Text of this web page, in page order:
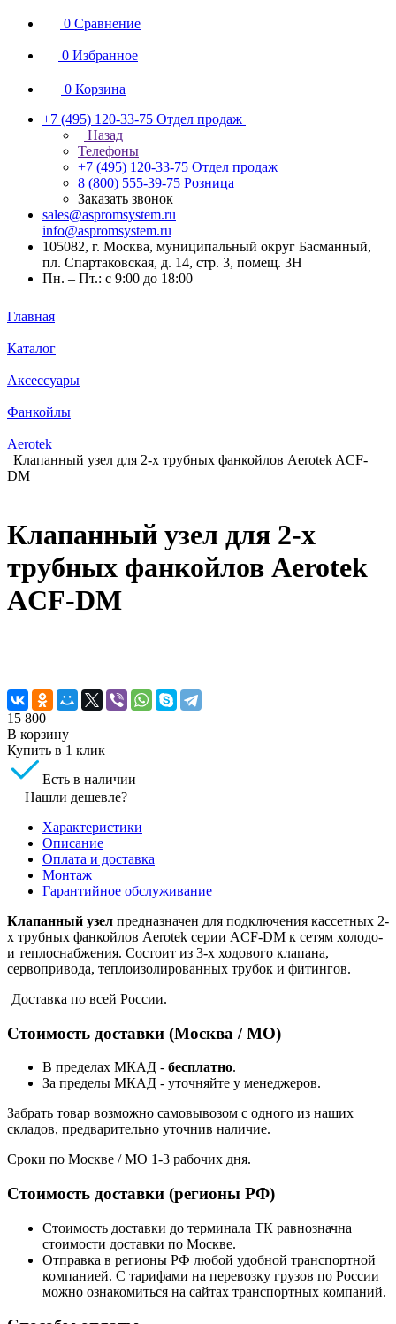
0 Сравнение
0 Избранное
0 Корзина
+7 (495) 120-33-75 Отдел продаж
Назад
Телефоны
+7 (495) 120-33-75 Отдел продаж
8 (800) 555-39-75 Розница
Заказать звонок
sales@aspromsystem.ru
info@aspromsystem.ru
105082, г. Москва, муниципальный округ Басманный,
пл. Спартаковская, д. 14, стр. 3, помещ. 3Н
Пн. – Пт.: с 9:00 до 18:00
Главная
Каталог
Аксессуары
Фанкойлы
Aerotek
Клапанный узел для 2-х трубных фанкойлов Aerotek ACF-
DM
Клапанный узел для 2-х
трубных фанкойлов Aerotek
ACF-DM
15 800
В корзину
Купить в 1 клик
Есть в наличии
Нашли дешевле?
Характеристики
Описание
Оплата и доставка
Монтаж
Гарантийное обслуживание
Клапанный узел предназначен для подключения кассетных 2-
х трубных фанкойлов Aerotek серии ACF-DM к сетям холодо-
и теплоснабжения. Состоит из 3-х ходового клапана,
сервопривода, теплоизолированных трубок и фитингов.
Доставка по всей России.
Стоимость доставки (Москва / МО)
В пределах МКАД - бесплатно.
За пределы МКАД - уточняйте у менеджеров.
Забрать товар возможно самовывозом с одного из наших
складов, предварительно уточнив наличие.
Сроки по Москве / МО 1-3 рабочих дня.
Стоимость доставки (регионы РФ)
Стоимость доставки до терминала ТК равнозначна
стоимости доставки по Москве.
Отправка в регионы РФ любой удобной транспортной
компанией. С тарифами на перевозку грузов по России
можно ознакомиться на сайтах транспортных компаний.